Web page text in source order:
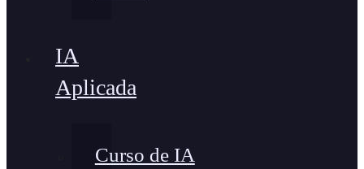
IA
Aplicada
Curso de IA